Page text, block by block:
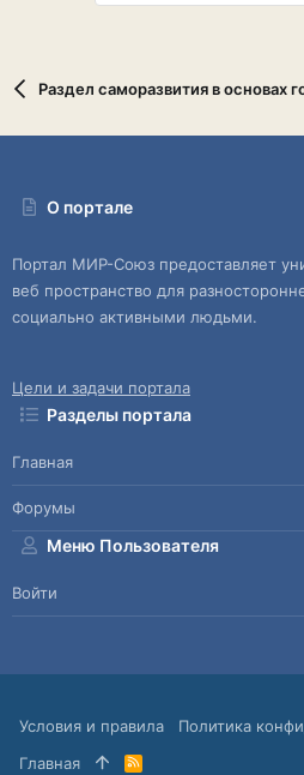
Раздел саморазвития в основах
О портале
Портал МИР-Союз предоставляет
веб пространство для
социально активными людьми.
Цели и задачи портала
Разделы портала
Главная
Форумы
Меню Пользователя
Войти
Условия и правила Политика
Главная
R